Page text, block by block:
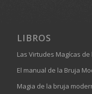
LIBROS
Las Virtudes Magícas
El manual de la Bruja
Magia de la bruja